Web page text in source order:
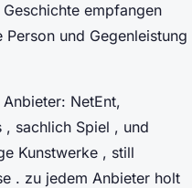
empfangen
und Gegenleistung
NetEnt,
sachlich Spiel , und
Kunstwerke , still
. zu jedem Anbieter holt